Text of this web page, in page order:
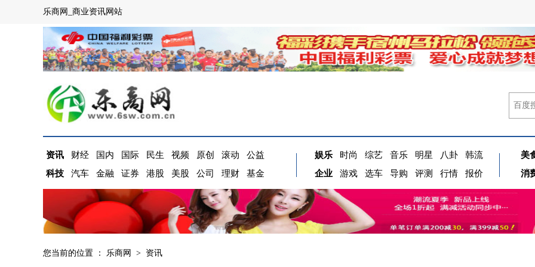
乐商网_商业资讯网站
资讯 财经 国内 国际 民生 视频 原创 滚动
公益
科技
汽车 金融 证券 港股 美股 公司 理财 基金
娱乐 时尚 综艺 音乐 明星 八卦
韩流
企业
游戏 选车 导购 评测 行情 报价
美
消
您当前的位置 ： 乐商网 > 资讯